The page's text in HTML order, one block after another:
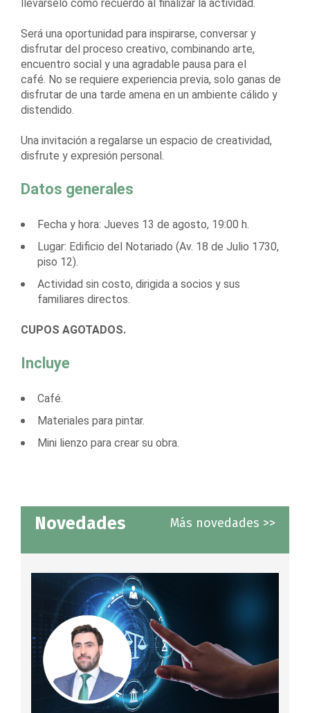
llevárselo como recuerdo al finalizar la actividad.
Será una oportunidad para inspirarse, conversar y
disfrutar del proceso creativo, combinando arte,
encuentro social y una agradable pausa para el
café. No se requiere experiencia previa, solo ganas de
disfrutar de una tarde amena en un ambiente cálido y
distendido.
Una invitación a regalarse un espacio de creatividad,
disfrute y expresión personal.
Datos generales
Fecha y hora: Jueves 13 de agosto, 19:00 h.
Lugar: Edificio del Notariado (Av. 18 de Julio 1730,
piso 12).
Actividad sin costo, dirigida a socios y sus
familiares directos.
CUPOS AGOTADOS.
Incluye
Café.
Materiales para pintar.
Mini lienzo para crear su obra.
Novedades Más novedades >>